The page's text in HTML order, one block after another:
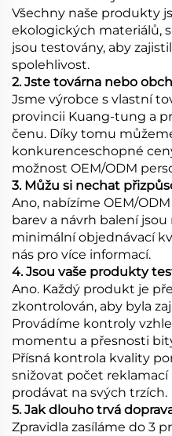
Všechny naše produkty
ekologických materiálů,
jsou testovány, aby
spolehlivost.
2. Jste továrna nebo
Jsme výrobce s vlastní
provincii Kuang-tung a
čenu. Díky tomu
konkurenceschopné
možnost OEM/ODM
3. Můžu si nechat
Ano, nabízíme OEM/
barev a návrh balení
minimální objednávací
nás pro více informací.
4. Jsou vaše produkty
Ano. Každý produkt je
zkontrolován, aby byla
Provádíme kontroly
momentu a přesnosti
Přísná kontrola kvality
snižovat počet
prodávat na svých trzích.
5. Jak dlouho trvá
Zpravidla zasíláme do 3